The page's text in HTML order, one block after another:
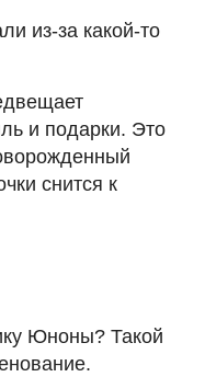
из-за какой-то
и подарки. Это
снится к
Юноны? Такой